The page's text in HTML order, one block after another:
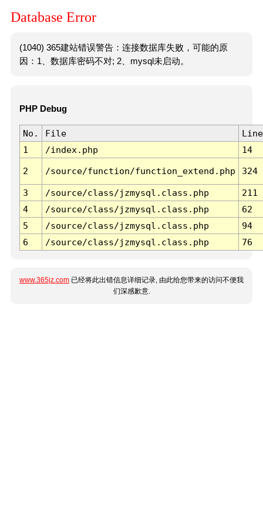
Database Error
(1040) 365建站错误警告：连接数据库失败，可能的原
因：1、数据库密码不对; 2、mysql未启动。
PHP Debug
No. File
Line
1
/index.php 14
2 /source/function/function_extend.php 324
3 /source/class/jzmysql.class.php
211
4
/source/class/jzmysql.class.php
62
5
/source/class/jzmysql.class.php
94
6
/source/class/jzmysql.class.php 76
www.365jz.com 已经将此出错信息详细记录, 由此给您带来的访问不便我
们深感歉意.